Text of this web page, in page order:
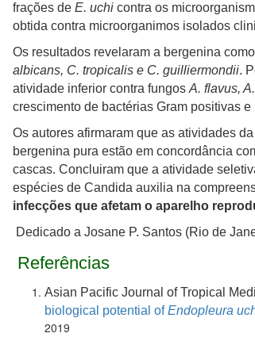
frações de E. uchicontra os
obtida contra microorganimos isolados
Os resultados revelaram a bergenina
albicans, C. tropicalis e C. guilliermondii.
atividade inferior contra fungos A. flavus,
crescimento de bactérias Gram positivas e
Os autores afirmaram que as atividades
bergenina pura estão em concordância
cascas. Concluiram que a atividade
espécies de Candida auxilia na
infecções que afetam o aparelho
Dedicado a Josane P. Santos (Rio de
Referências
Asian Pacific Journal of Tropical
biological potential ofEndopleura
2019